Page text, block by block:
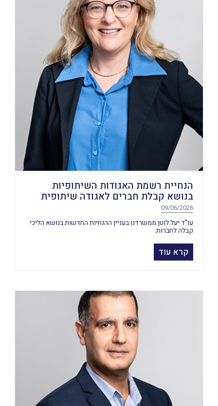
הנחיית רשמת האגודות השיתופיות
בנושא קבלת חברים לאגודה שיתופית
09/06/2026
עו"ד יעל לוטן ממשרדנו בעניין ההנחיות החדשות בנושא הליכי
קבלה לחברות:
קרא עוד